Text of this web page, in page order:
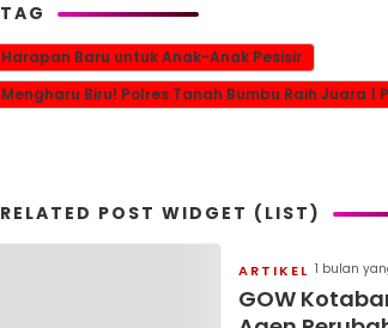
TAG
Harapan Baru untuk Anak-Anak Pesisir
Mengharu Biru! Polres Tanah Bumbu Raih Juara
RELATED POST WIDGET (LIST)
ARTIKEL 1 bulan
GOW